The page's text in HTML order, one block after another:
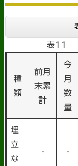
表11
種
類
前月
末累
計
今
月
数
量
埋
立
な
- -